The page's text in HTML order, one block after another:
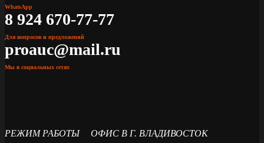
WhatsApp
8 924 670-77-77
Для вопросов и предложений
proauc@mail.ru
Мы в социальных сетях
РЕЖИМ РАБОТЫ ОФИС В Г. ВЛАДИВОСТОК